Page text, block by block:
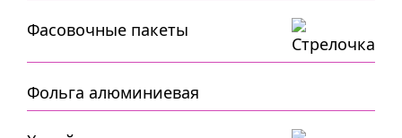
Фасовочные пакеты
Фольга алюминиевая